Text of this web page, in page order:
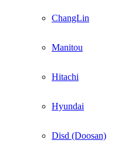
ChangLin
Manitou
Hitachi
Hyundai
Disd (Doosan)